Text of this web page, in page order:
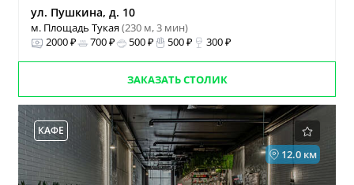
ул. Пушкина, д. 10
м. Площадь Тукая(230 м, 3 мин)
2000 ₽
700 ₽ 500 ₽ 500 ₽ 300 ₽
ЗАКАЗАТЬ СТОЛИК
КАФЕ
12.0 км